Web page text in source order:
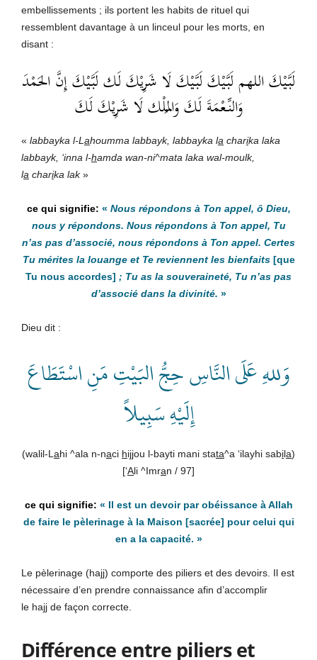
embellissements ; ils portent les habits de rituel qui
ressemblent davantage à un linceul pour les morts, en
disant :
لَبَّيْكَ اللهم لَبَّيْكَ لَبَّيْكَ لَا شَرِيْكَ لَك لَبَّيْكَ إِنَّ الحَمْدَ
وَالنِّعْمَةَ لَكَ وَالمُلْك لَا شَرِيْكَ لَكَ
« labbayka l-L ahoumma labbayk, labbayka la charika laka
labbayk, ‘inna l-hamda wan-ni^mata laka wal-moulk,
la charika lak»
« Nous répondons à Ton appel, ô Dieu,
nous y répondons. Nous répondons à Ton appel, Tu
n’as pas d’associé, nous répondons à Ton appel. Certes
Tu mérites la louange et Te reviennent les bienfaits [que
Tu nous accordes] ; Tu as la souveraineté, Tu n’as pas
d’associé dans la divinité. »
Dieu dit :
وَللهِ عَلَى النَّاسِ حِجُّ البَيْتِ مَنِ اسْتَطَاعَ
إِلَيْهِ سَبِيلاً
(walil-L ahi ^ala n-naci hijjou l-bayti mani stata^a ‘ilayhi sabila)
[‘Ali ^Imran / 97]
« Il est un devoir par obéissance à Allah
de faire le pèlerinage à la Maison [sacrée] pour celui qui
en a la capacité. »
Le pèlerinage (hajj) comporte des piliers et des devoirs. Il est
nécessaire d’en prendre connaissance afin d’accomplir
le hajj de façon correcte.
Différence entre piliers et